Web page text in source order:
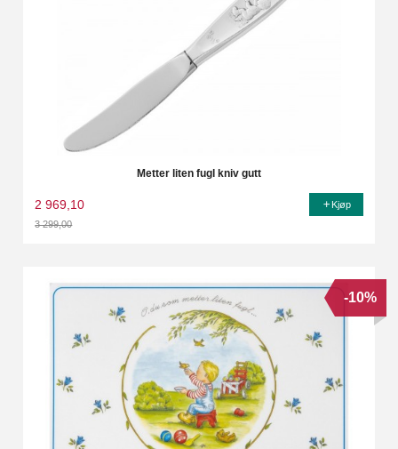
Metter liten fugl kniv gutt
2 969,10
3 299,00
Kjøp
-10%